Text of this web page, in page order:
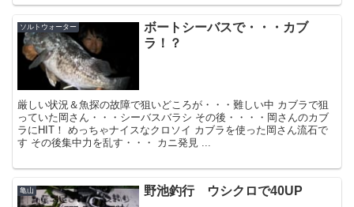
ソルトウォーター
ボートシーバスで・・・カブ
ラ！？
厳しい状況＆魚探の故障で狙いどころが・・・難しい中 カブラで狙
っていた岡さん・・・シーバスバラシ その後・・・・岡さんのカブ
ラにHIT！ めっちゃナイスなクロソイ カブラを使った岡さん流石で
す その後集中力を乱す・・・ カニ発見 ...
亀山 野池釣行 ウシクロで40UP